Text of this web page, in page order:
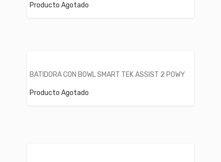
Producto Agotado
BATIDORA CON BOWL SMART TEK ASSIST 2 POWY
Producto Agotado